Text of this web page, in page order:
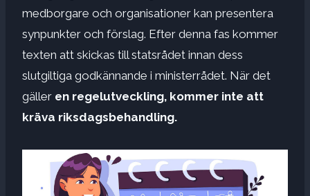
medborgare och organisationer kan presentera
synpunkter och förslag. Efter denna fas kommer
texten att skickas till statsrådet innan dess
slutgiltiga godkännande i ministerrådet. När det
gäller en regelutveckling, kommer inte att
kräva riksdagsbehandling.